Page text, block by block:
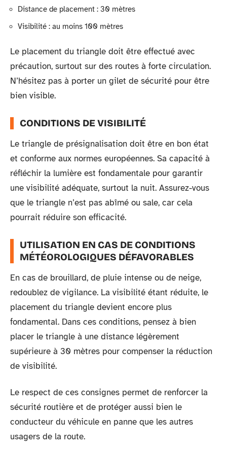
Distance de placement : 30 mètres
Visibilité : au moins 100 mètres
Le placement du triangle doit être effectué avec
précaution, surtout sur des routes à forte circulation.
N’hésitez pas à porter un gilet de sécurité pour être
bien visible.
CONDITIONS DE VISIBILITÉ
Le triangle de présignalisation doit être en bon état
et conforme aux normes européennes. Sa capacité à
réfléchir la lumière est fondamentale pour garantir
une visibilité adéquate, surtout la nuit. Assurez-vous
que le triangle n’est pas abîmé ou sale, car cela
pourrait réduire son efficacité.
UTILISATION EN CAS DE CONDITIONS
MÉTÉOROLOGIQUES DÉFAVORABLES
En cas de brouillard, de pluie intense ou de neige,
redoublez de vigilance. La visibilité étant réduite, le
placement du triangle devient encore plus
fondamental. Dans ces conditions, pensez à bien
placer le triangle à une distance légèrement
supérieure à 30 mètres pour compenser la réduction
de visibilité.
Le respect de ces consignes permet de renforcer la
sécurité routière et de protéger aussi bien le
conducteur du véhicule en panne que les autres
usagers de la route.